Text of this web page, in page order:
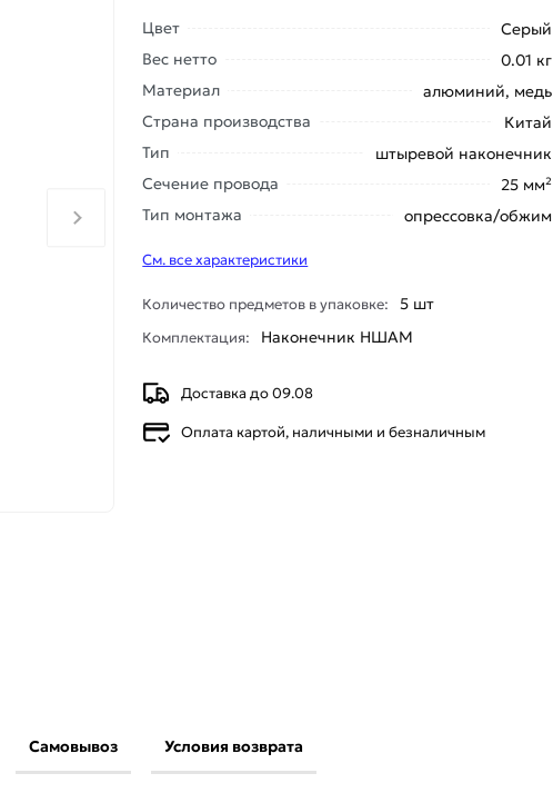
Цвет
Серый
Вес нетто
0.01 кг
Материал
алюминий, медь
Страна производства
Китай
Тип
штыревой наконечник
Сечение провода
25 мм²
Тип монтажа
опрессовка/обжим
См. все характеристики
Количество предметов в упаковке: 5 шт
Комплектация: Наконечник НШАМ
Доставка до 09.08
Оплата картой, наличными и безналичным
Самовывоз Условия возврата